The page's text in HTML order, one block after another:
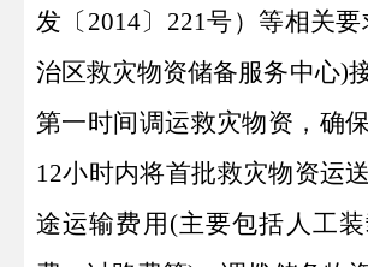
发 〔2014〕 221号）等相关
治区救灾物资储备服务中心)
第一时间调运救灾物资，确
12小时内将首批救灾物资运
途运输费用(主要包括人工